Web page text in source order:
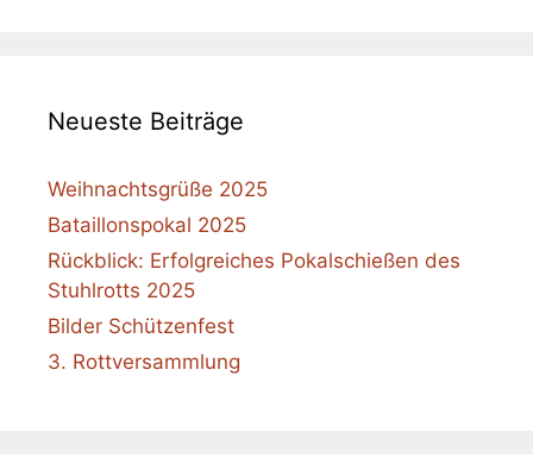
Neueste Beiträge
Weihnachtsgrüße 2025
Bataillonspokal 2025
Rückblick: Erfolgreiches Pokalschießen des
Stuhlrotts 2025
Bilder Schützenfest
3. Rottversammlung